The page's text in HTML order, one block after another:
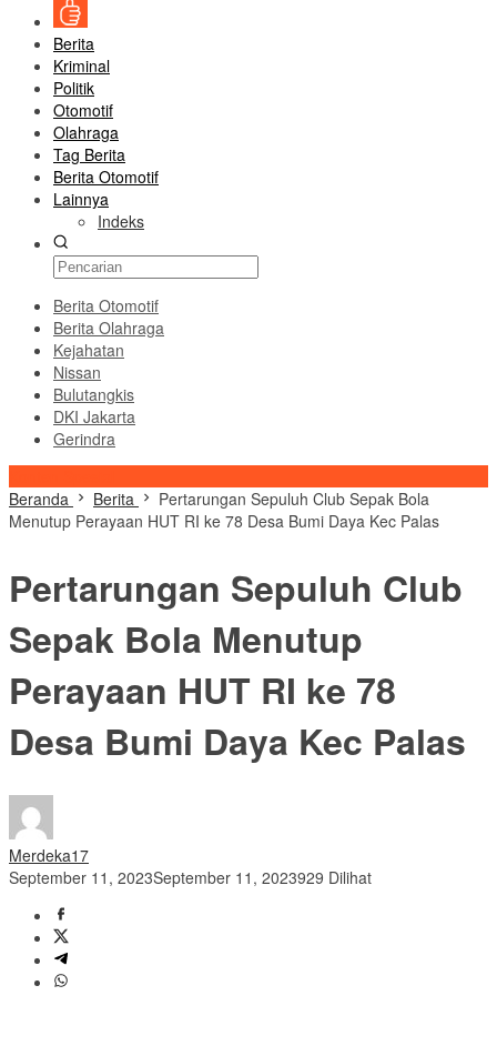
Berita
Kriminal
Politik
Otomotif
Olahraga
Tag Berita
Berita Otomotif
Lainnya
Indeks
Berita Otomotif
Berita Olahraga
Kejahatan
Nissan
Bulutangkis
DKI Jakarta
Gerindra
Beranda
Berita
Pertarungan Sepuluh Club Sepak Bola
Menutup Perayaan HUT RI ke 78 Desa Bumi Daya Kec Palas
Pertarungan Sepuluh Club
Sepak Bola Menutup
Perayaan HUT RI ke 78
Desa Bumi Daya Kec Palas
Merdeka17
September 11, 2023September 11, 2023929 Dilihat